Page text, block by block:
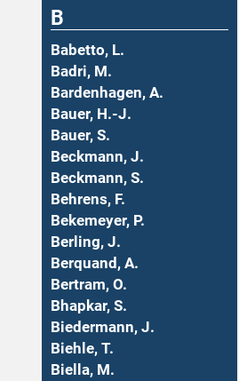
B
Babetto, L.
Badri, M.
Bardenhagen, A.
Bauer, H.-J.
Bauer, S.
Beckmann, J.
Beckmann, S.
Behrens, F.
Bekemeyer, P.
Berling, J.
Berquand, A.
Bertram, O.
Bhapkar, S.
Biedermann, J.
Biehle, T.
Biella, M.